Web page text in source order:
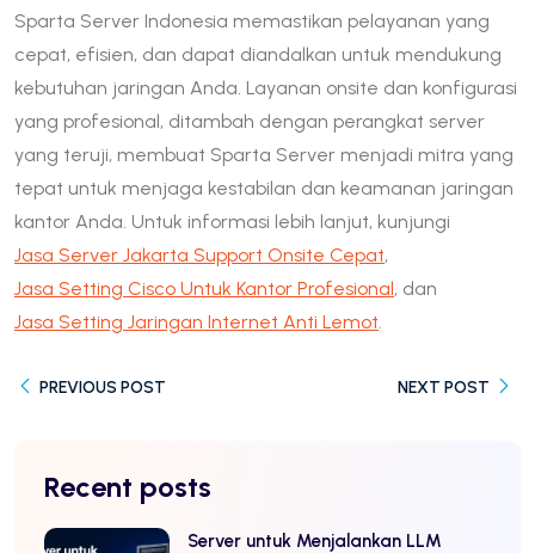
Sparta Server Indonesia memastikan pelayanan yang
cepat, efisien, dan dapat diandalkan untuk mendukung
kebutuhan jaringan Anda. Layanan onsite dan konfigurasi
yang profesional, ditambah dengan perangkat server
yang teruji, membuat Sparta Server menjadi mitra yang
tepat untuk menjaga kestabilan dan keamanan jaringan
kantor Anda. Untuk informasi lebih lanjut, kunjungi
Jasa Server Jakarta Support Onsite Cepat,
Jasa Setting Cisco Untuk Kantor Profesional, dan
Jasa Setting Jaringan Internet Anti Lemot
PREVIOUS POST NEXT POST
Recent posts
Server untuk Menjalankan LLM